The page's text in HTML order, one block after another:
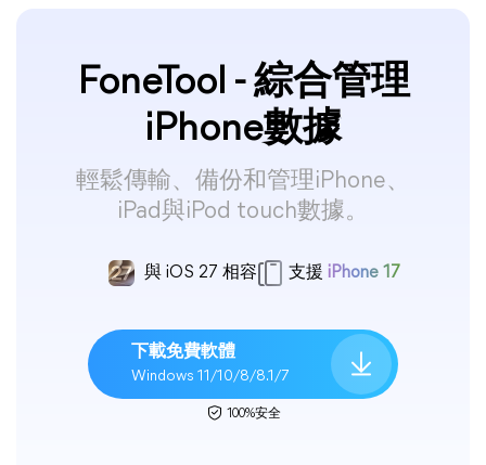
FoneTool - 綜合管理
iPhone數據
輕鬆傳輸、備份和管理iPhone、
iPad與iPod touch數據。
與 iOS 27 相容 支援 iPhone 17
下載免費軟體
Windows 11/10/8/8.1/7
100%安全